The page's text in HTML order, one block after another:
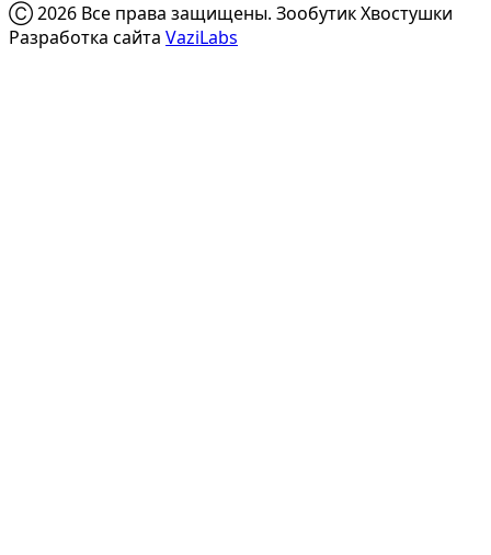
Ⓒ 2026 Все права защищены. Зообутик Хвостушки
Разработка сайта VaziLabs